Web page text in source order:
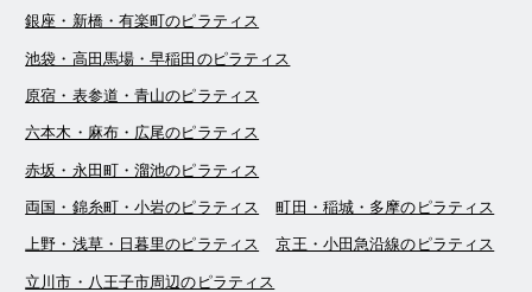
銀座・新橋・有楽町のピラティス
池袋・高田馬場・早稲田のピラティス
原宿・表参道・青山のピラティス
六本木・麻布・広尾のピラティス
赤坂・永田町・溜池のピラティス
両国・錦糸町・小岩のピラティス 町田・稲城・多摩のピラティス
上野・浅草・日暮里のピラティス 京王・小田急沿線のピラティス
立川市・八王子市周辺のピラティス